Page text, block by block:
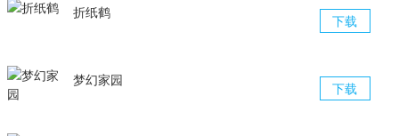
下载
折纸鹤
下载
梦幻家园